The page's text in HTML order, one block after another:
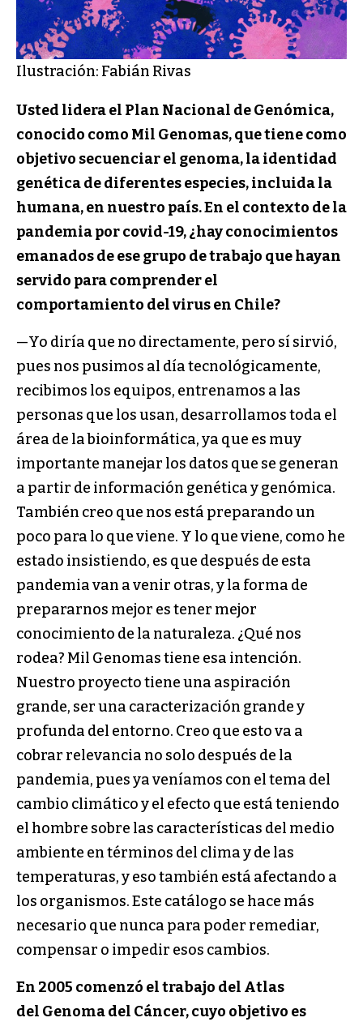
Ilustración: Fabián Rivas
Usted lidera el Plan Nacional de Genómica,
conocido como Mil Genomas, que tiene como
objetivo secuenciar el genoma, la identidad
genética de diferentes especies, incluida la
humana, en nuestro país. En el contexto de la
pandemia por covid-19, ¿hay conocimientos
emanados de ese grupo de trabajo que hayan
servido para comprender el
comportamiento del virus en Chile?
—Yo diría que no directamente, pero sí sirvió,
pues nos pusimos al día tecnológicamente,
recibimos los equipos, entrenamos a las
personas que los usan, desarrollamos toda el
área de la bioinformática, ya que es muy
importante manejar los datos que se generan
a partir de información genética y genómica.
También creo que nos está preparando un
poco para lo que viene. Y lo que viene, como he
estado insistiendo, es que después de esta
pandemia van a venir otras, y la forma de
prepararnos mejor es tener mejor
conocimiento de la naturaleza. ¿Qué nos
rodea? Mil Genomas tiene esa intención.
Nuestro proyecto tiene una aspiración
grande, ser una caracterización grande y
profunda del entorno. Creo que esto va a
cobrar relevancia no solo después de la
pandemia, pues ya veníamos con el tema del
cambio climático y el efecto que está teniendo
el hombre sobre las características del medio
ambiente en términos del clima y de las
temperaturas, y eso también está afectando a
los organismos. Este catálogo se hace más
necesario que nunca para poder remediar,
compensar o impedir esos cambios.
En 2005 comenzó el trabajo del Atlas
del Genoma del Cáncer,cuyo objetivo es